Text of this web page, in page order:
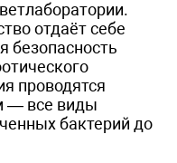
отдаёт себе
безопасность
проводятся
— все виды
бактерий до